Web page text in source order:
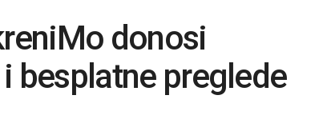
donosi
besplatne preglede